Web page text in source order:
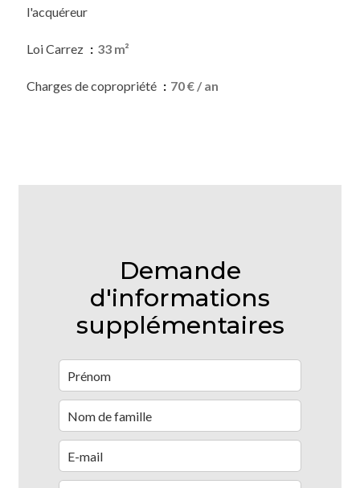
l'acquéreur
Loi Carrez 33 m²
Charges de copropriété 70 € / an
Demande
d'informations
supplémentaires